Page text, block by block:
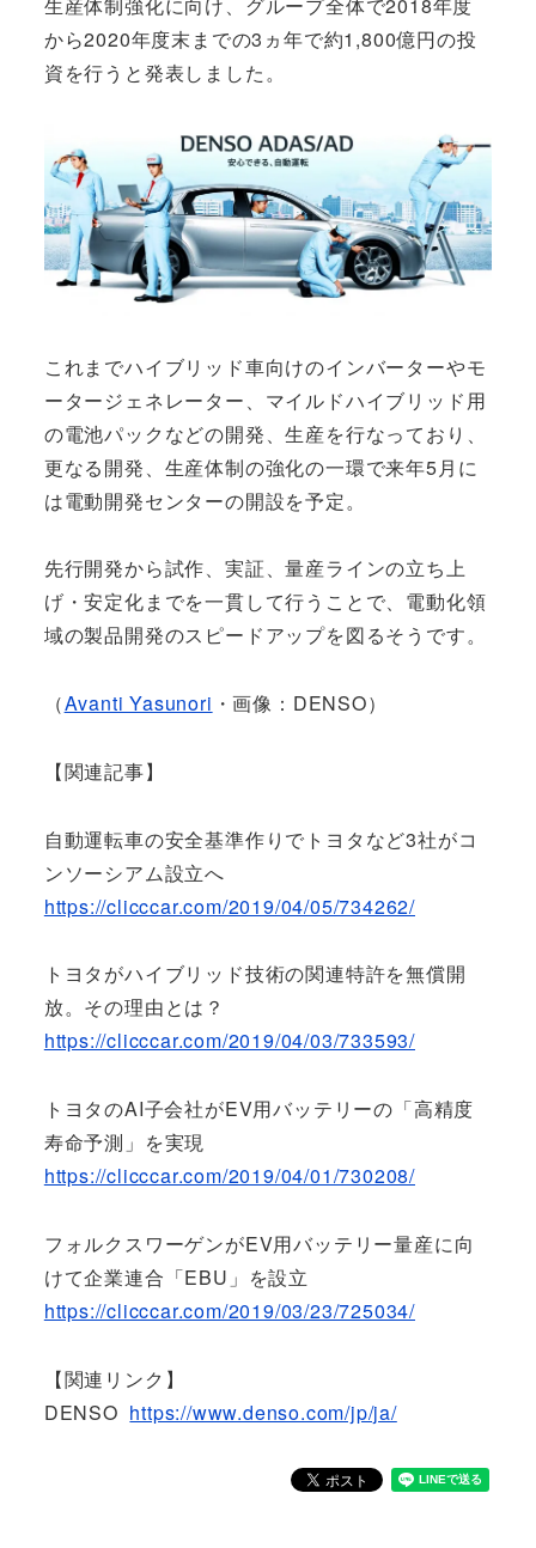
生産体制強化に向け、グループ全体で2018年度
から2020年度末までの3ヵ年で約1,800億円の投
資を行うと発表しました。
これまでハイブリッド車向けのインバーターやモ
ータージェネレーター、マイルドハイブリッド用
の電池パックなどの開発、生産を行なっており、
更なる開発、生産体制の強化の一環で来年5月に
は電動開発センターの開設を予定。
先行開発から試作、実証、量産ラインの立ち上
げ・安定化までを一貫して行うことで、電動化領
域の製品開発のスピードアップを図るそうです。
（Avanti Yasunori ・画像：DENSO）
【関連記事】
自動運転車の安全基準作りでトヨタなど3社がコ
ンソーシアム設立へ
https://clicccar.com/2019/04/05/734262/
トヨタがハイブリッド技術の関連特許を無償開
放。その理由とは？
https://clicccar.com/2019/04/03/733593/
トヨタのAI子会社がEV用バッテリーの「高精度
寿命予測」を実現
https://clicccar.com/2019/04/01/730208/
フォルクスワーゲンがEV用バッテリー量産に向
けて企業連合「EBU」を設立
https://clicccar.com/2019/03/23/725034/
【関連リンク】
DENSO https://www.denso.com/jp/ja/